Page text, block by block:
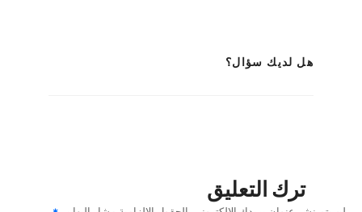
هل لديك سؤال؟
ترك التعليق